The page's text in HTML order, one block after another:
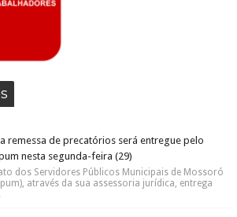
remessa de precatórios será entregue pelo
nesta segunda-feira (29)
dos Servidores Públicos Municipais de Mossoró
através da sua assessoria jurídica, entrega